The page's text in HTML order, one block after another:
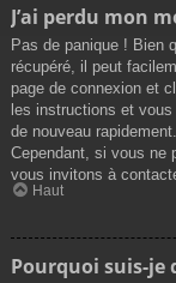
J’ai perdu mon
Pas de panique ! Bien
récupéré, il peut
page de connexion et
les instructions et
de nouveau rapidement.
Cependant, si vous ne
vous invitons à
Haut
Pourquoi suis-je